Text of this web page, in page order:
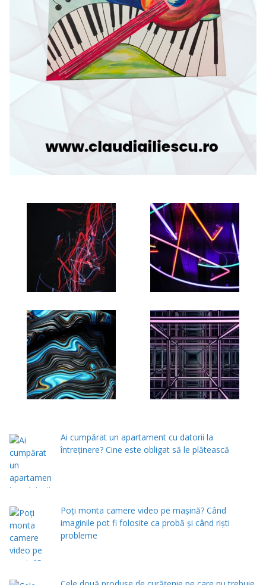
Ai cumpărat un apartament cu datorii la
întreținere? Cine este obligat să le plătească
Poți monta camere video pe mașină? Când
imaginile pot fi folosite ca probă și când riști
probleme